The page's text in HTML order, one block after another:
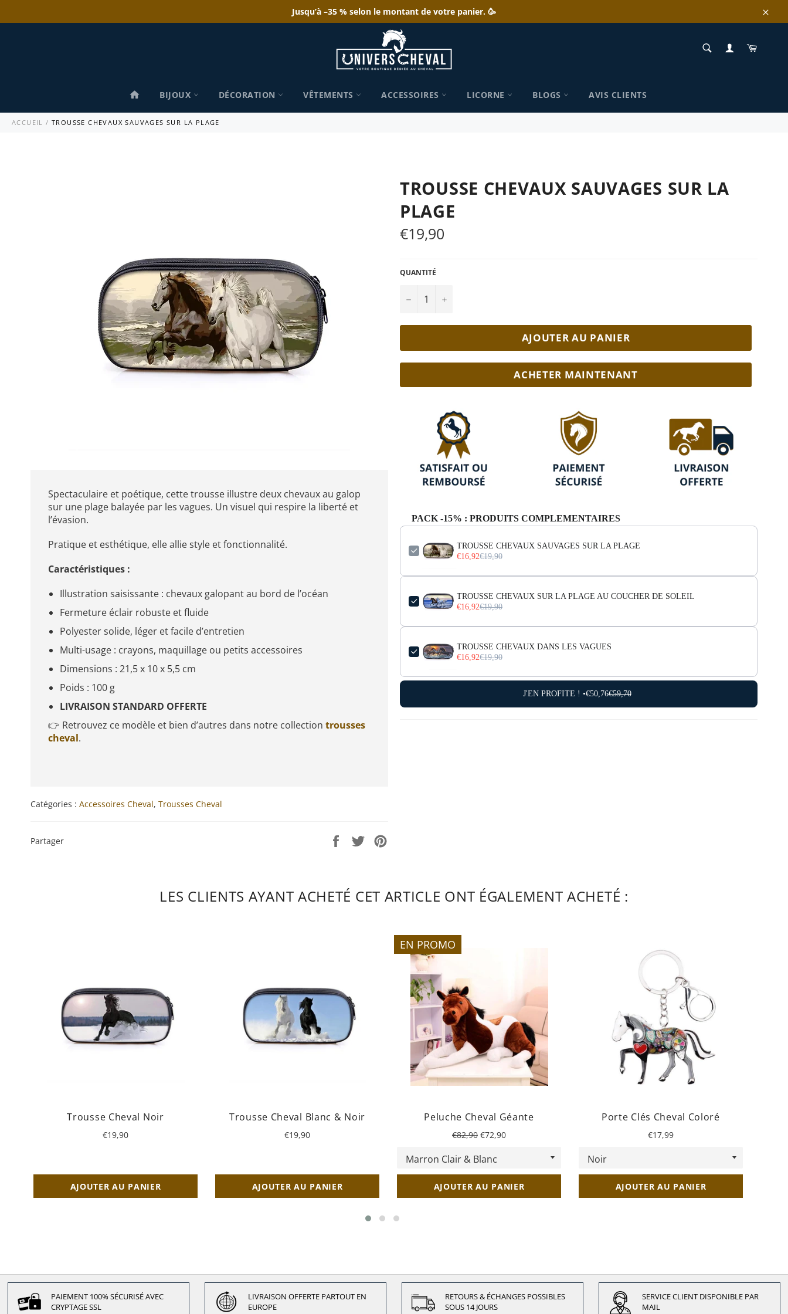
Jusqu’à –35 % selon le montant de votre panier. 🥳
Close
Panier
BIJOUX DÉCORATION VÊTEMENTS ACCESSOIRES LICORNE BLOGS AVIS CLIENTS
ACCUEIL / TROUSSE CHEVAUX SAUVAGES SUR LA PLAGE
Spectaculaire et poétique, cette trousse illustre deux chevaux au galop
sur une plage balayée par les vagues. Un visuel qui respire la liberté et
l’évasion.
Pratique et esthétique, elle allie style et fonctionnalité.
Caractéristiques :
Illustration saisissante : chevaux galopant au bord de l’océan
Fermeture éclair robuste et fluide
Polyester solide, léger et facile d’entretien
Multi-usage : crayons, maquillage ou petits accessoires
Dimensions : 21,5 x 10 x 5,5 cm
Poids : 100 g
LIVRAISON STANDARD OFFERTE
👉 Retrouvez ce modèle et bien d’autres dans notre collection trousses
cheval.
Catégories : Accessoires Cheval, Trousses Cheval
Partager
PartagerTweeter
TROUSSE CHEVAUX SAUVAGES SUR LA
PLAGE
Prix
régulier
€19,90
QUANTITÉ
− +
AJOUTER AU PANIER
ACHETER MAINTENANT
PACK -15% : PRODUITS COMPLEMENTAIRES
TROUSSE CHEVAUX SAUVAGES SUR LA PLAGE
€16,92€19,90
TROUSSE CHEVAUX SUR LA PLAGE AU COUCHER DE SOLEIL
€16,92€19,90
TROUSSE CHEVAUX DANS LES VAGUES
€16,92€19,90
J'EN PROFITE ! •€50,76€59,70
LES CLIENTS AYANT ACHETÉ CET ARTICLE ONT ÉGALEMENT ACHETÉ :
Trousse Cheval Noir
Prix
€19,90
AJOUTER AU PANIER
Trousse Cheval Blanc & Noir
Prix
€19,90
AJOUTER AU PANIER
Peluche Cheval Géante
Prix
€82,90 Prix
€72,90
EN PROMO
AJOUTER AU PANIER
Porte Clés Cheval Coloré
Prix
€17,99
AJOUTER AU PANIER
PAIEMENT 100% SÉCURISÉ AVEC
CRYPTAGE SSL
LIVRAISON OFFERTE PARTOUT EN
EUROPE
RETOURS & ÉCHANGES POSSIBLES
SOUS 14 JOURS
SERVICE CLIENT DISPONIBLE PAR
MAIL